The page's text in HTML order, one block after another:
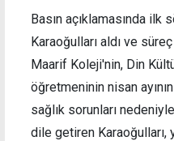
Basın açıklamasında ilk
Karaoğulları aldı ve
Maarif Koleji'nin, Din
öğretmeninin nisan
sağlık sorunları nedeniyle
dile getiren Karaoğulları,